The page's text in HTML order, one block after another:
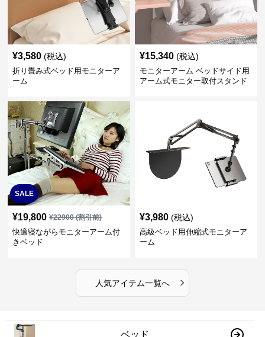
¥3,580 (税込)
折り畳み式ベッド用モニターア
ーム
¥15,340 (税込)
モニターアーム ベッドサイド用
アーム式モニター取付スタンド
SALE
¥19,800 ¥22900(割引前)
快適寝ながらモニターアーム付
きベッド
¥3,980 (税込)
高級ベッド用伸縮式モニターア
ーム
人気アイテム一覧へ ›
ベッド